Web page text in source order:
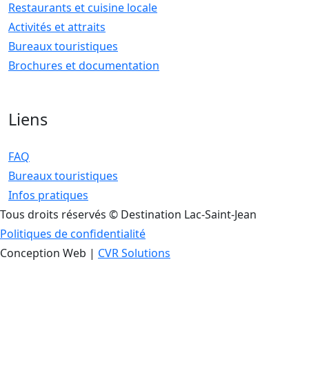
Restaurants et cuisine locale
Activités et attraits
Bureaux touristiques
Brochures et documentation
Liens
FAQ
Bureaux touristiques
Infos pratiques
Tous droits réservés © Destination Lac-Saint-Jean
Politiques de confidentialité
Conception Web | CVR Solutions